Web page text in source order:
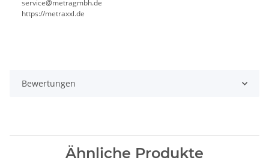
service@metragmbh.de
https://metraxxl.de
Bewertungen
Ähnliche Produkte